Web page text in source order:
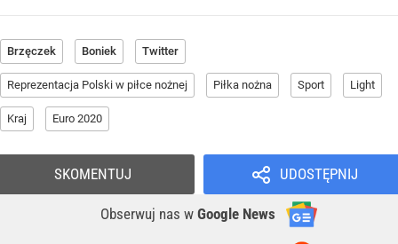
Brzęczek Boniek Twitter
Reprezentacja Polski w piłce nożnej Piłka nożna Sport Light
Kraj Euro 2020
UDOSTĘPNIJ
Obserwuj nas w Google News
SKOMENTUJ